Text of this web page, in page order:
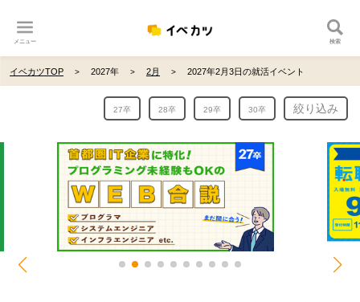
メニュー 検索
27卒 28卒 29卒 30卒 絞り込み
イベカツTOP 2027年 2月 2027年2月3日の就活イベント